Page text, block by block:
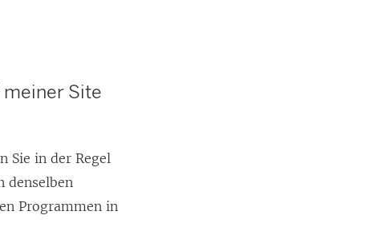
Site
Sie in der Regel
denselben
Programmen in